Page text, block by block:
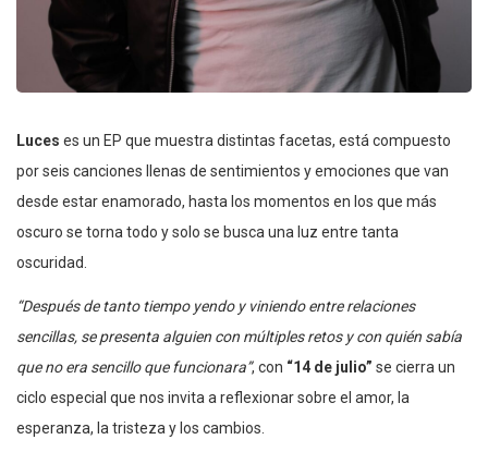
Luces es un EP que muestra distintas facetas, está compuesto
por seis canciones llenas de sentimientos y emociones que van
desde estar enamorado, hasta los momentos en los que más
oscuro se torna todo y solo se busca una luz entre tanta
oscuridad.
“Después de tanto tiempo yendo y viniendo entre relaciones
sencillas, se presenta alguien con múltiples retos y con quién sabía
que no era sencillo que funcionara”, con “14 de julio” se cierra un
ciclo especial que nos invita a reflexionar sobre el amor, la
esperanza, la tristeza y los cambios.